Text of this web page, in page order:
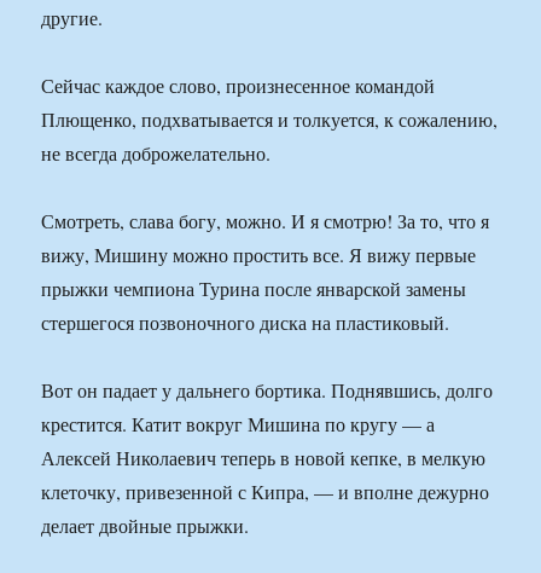
другие.
Сейчас каждое слово, произнесенное командой
Плющенко, подхватывается и толкуется, к сожалению,
не всегда доброжелательно.
Смотреть, слава богу, можно. И я смотрю! За то, что я
вижу, Мишину можно простить все. Я вижу первые
прыжки чемпиона Турина после январской замены
стершегося позвоночного диска на пластиковый.
Вот он падает у дальнего бортика. Поднявшись, долго
крестится. Катит вокруг Мишина по кругу — а
Алексей Николаевич теперь в новой кепке, в мелкую
клеточку, привезенной с Кипра, — и вполне дежурно
делает двойные прыжки.